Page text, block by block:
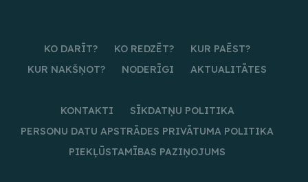
KO DARĪT? KO REDZĒT?
KUR PAĒST?
KUR NAKŠŅOT?
NODERĪGI AKTUALITĀTES
KONTAKTI
SĪKDATŅU POLITIKA
PERSONU DATU APSTRĀDES PRIVĀTUMA POLITIKA
PIEKĻŪSTAMĪBAS PAZIŅOJUMS